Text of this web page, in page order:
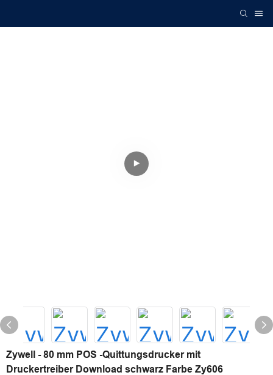
Zywell - 80 mm POS -Quittungsdrucker mit
Druckertreiber Download schwarz Farbe Zy606